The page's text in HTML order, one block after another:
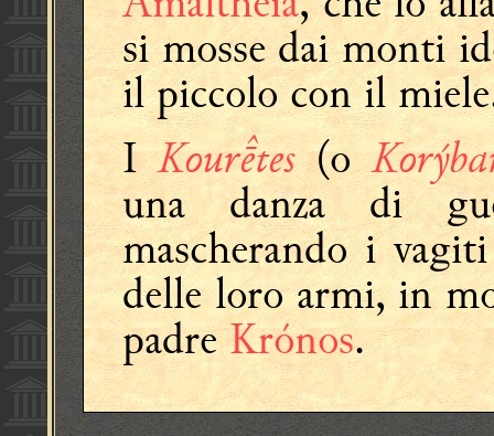
si mosse dai monti
il piccolo con il
IKourtes (o
una danza di
mascherando i
delle loro armi, in
padreKrónos.